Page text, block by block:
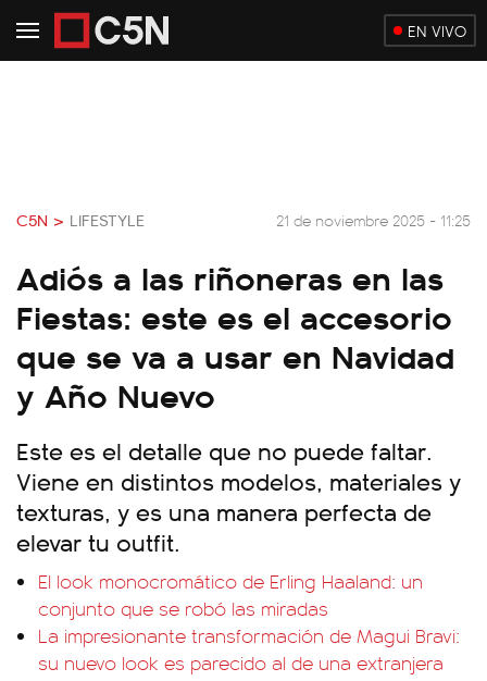
EN VIVO
C5N > LIFESTYLE 21 de noviembre 2025 - 11:25
Adiós a las riñoneras en las
Fiestas: este es el accesorio
que se va a usar en Navidad
y Año Nuevo
Este es el detalle que no puede faltar.
Viene en distintos modelos, materiales y
texturas, y es una manera perfecta de
elevar tu outfit.
El look monocromático de Erling Haaland: un
conjunto que se robó las miradas
La impresionante transformación de Magui Bravi:
su nuevo look es parecido al de una extranjera